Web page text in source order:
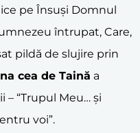
pe Însuși Domnul
întrupat, Care,
pildă de slujire prin
cea de Taină a
“Trupul Meu… și
voi”.